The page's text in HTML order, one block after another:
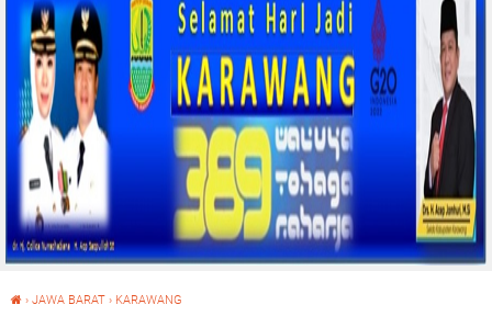
› JAWA BARAT › KARAWANG